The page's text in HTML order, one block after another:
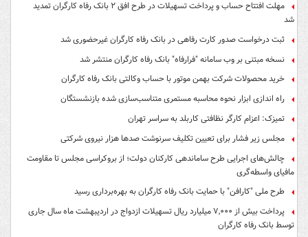
مهلت افتتاح حساب و پرداخت تسهیلات در طرح افق ۲ بانک رفاه کارگران تمدید
شد
ثبت درخواست صدور کارت رفاهی در بانک رفاه کارگران غیرحضوری شد
نسخه مبتنی بر وب سامانه "فرارفاه" بانک رفاه کارگران منتشر شد
خرید محصولات شرکت بهمن موتور با حساب وکالتی بانک رفاه کارگران
راه اندازی ابزار نحوه محاسبه مستمری متناسب‌سازی شده بازنشستگان
تمیزک: اعزام کارگر نظافتی کاربلد به سراسر تهران
مجلس زیر فشار برای تعیین تکلیف سرنوشت صدها هزار نیروی شرکتی
چالش‌های اجرایی طرح ساماندهی کارکنان دولت؛ از بروکراسی مجلس تا مقاومت
مافیای واسطه‌گری
طرح ملی "کارافن" با حمایت بانک رفاه کارگران به بهره‌برداری رسید
پرداخت بیش از ۷,۰۰۰ میلیارد ریال تسهیلات ازدواج در اردیبهشت ماه سال جاری
توسط بانک رفاه کارگران